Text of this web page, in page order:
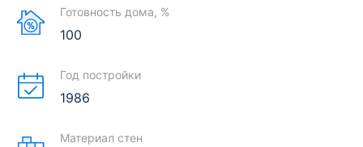
Готовность дома, %
100
Год постройки
1986
Материал стен